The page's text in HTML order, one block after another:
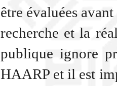
être évaluées
recherche et la
publique ignore
HAARP et il est